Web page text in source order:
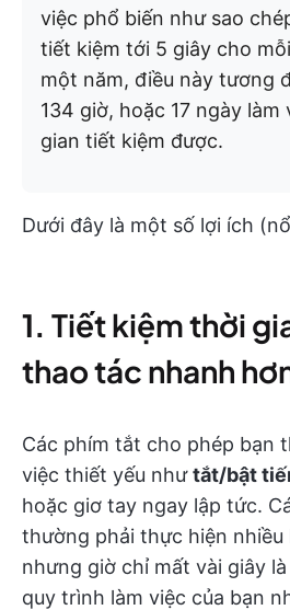
việc phổ biến như sao
tiết kiệm tới 5 giây cho
một năm, điều này tương
134 giờ, hoặc 17 ngày
gian tiết kiệm được.
Dưới đây là một số lợi ích
1. Tiết kiệm thời
thao tác nhanh
Các phím tắt cho phép bạn
việc thiết yếu nhưtắt/bật
hoặc giơ tay ngay lập tức.
thường phải thực hiện nhiều
nhưng giờ chỉ mất vài giây
quy trình làm việc của bạn